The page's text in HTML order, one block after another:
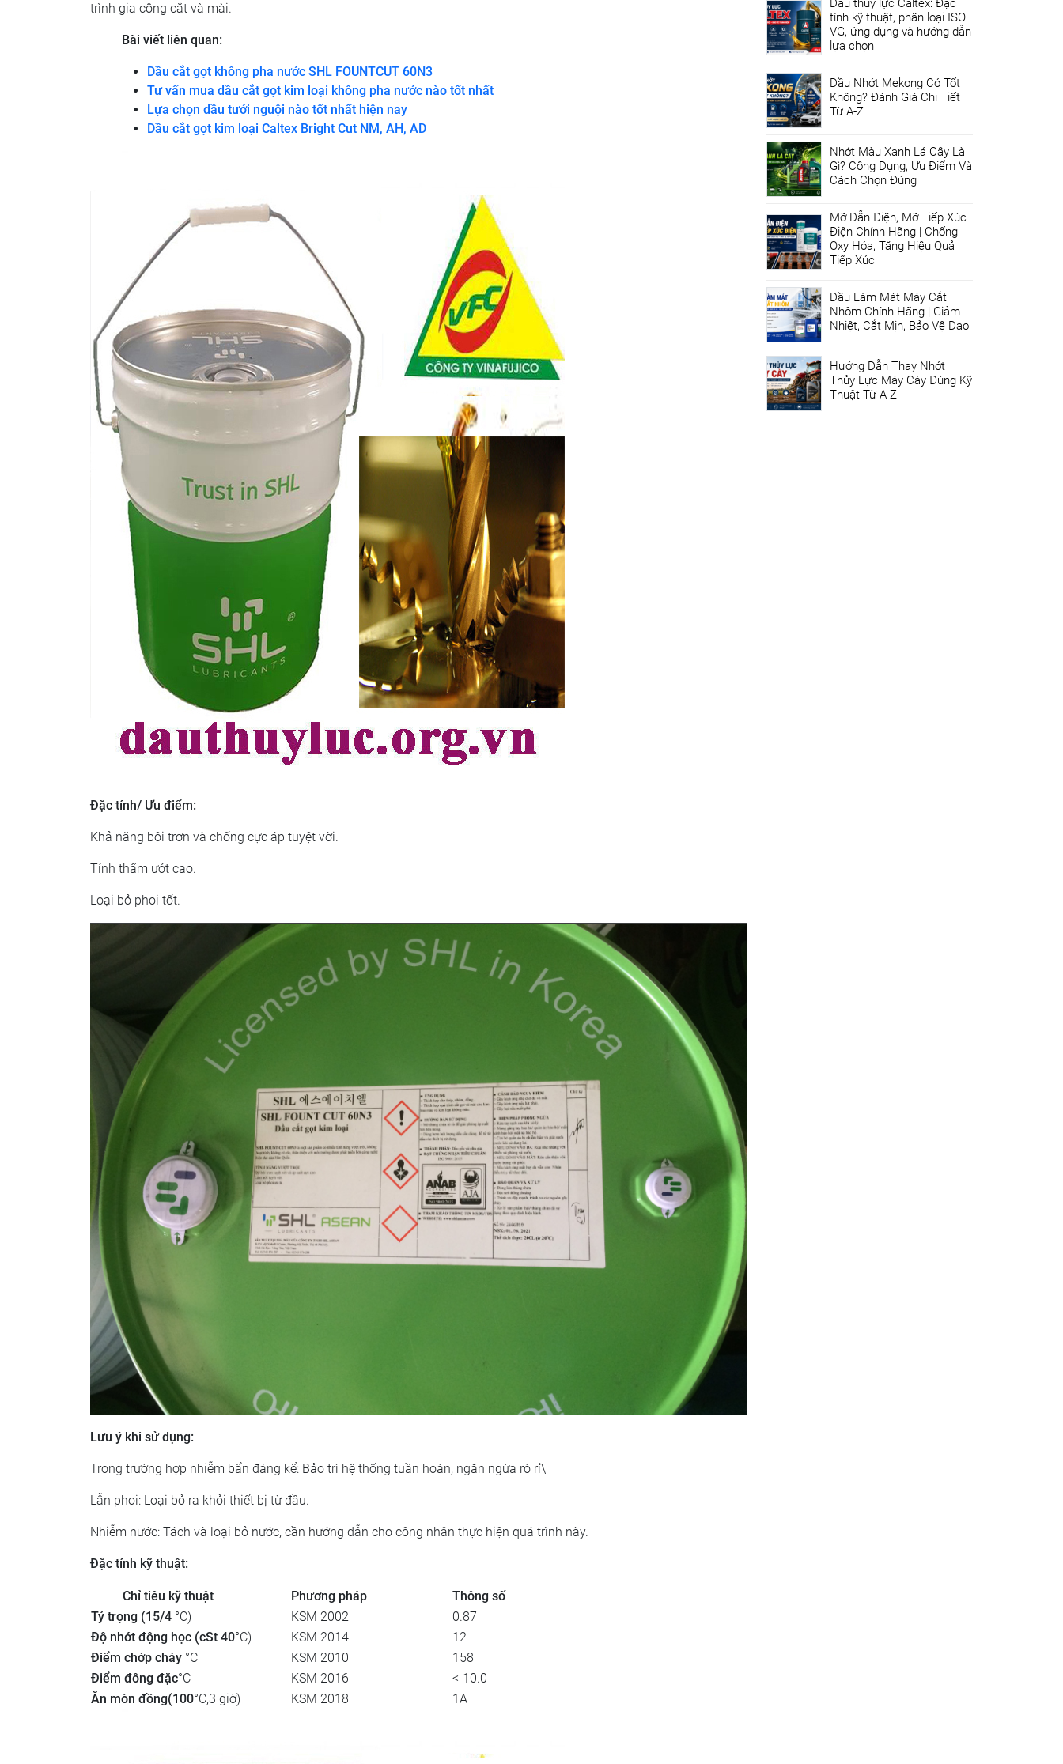
trình gia công cắt và mài.
Bài viết liên quan:
Dầu cắt gọt không pha nước SHL FOUNTCUT 60N3
Tư vấn mua dầu cắt gọt kim loại không pha nước nào tốt nhất
Lựa chọn dầu tưới nguội nào tốt nhất hiện nay
Dầu cắt gọt kim loại Caltex Bright Cut NM, AH, AD
Đặc tính/ Ưu điểm:
Khả năng bôi trơn và chống cực áp tuyệt vời.
Tính thấm ướt cao.
Loại bỏ phoi tốt.
Lưu ý khi sử dụng:
Trong trường hợp nhiễm bẩn đáng kể: Bảo trì hệ thống tuần hoàn, ngăn ngừa rò rỉ\
Lẫn phoi: Loại bỏ ra khỏi thiết bị từ đầu.
Nhiễm nước: Tách và loại bỏ nước, cần hướng dẫn cho công nhân thực hiện quá trình này.
Đặc tính kỹ thuật:
Chỉ tiêu kỹ thuật Phương pháp
Thông số
Tỷ trọng (15/4 °C) KSM 2002
0.87
Độ nhớt động học (cSt 40°C) KSM 2014
12
Điểm chớp cháy °C KSM 2010
158
Điểm đông đặc°C KSM 2016
<-10.0
Ăn mòn đồng(100°C,3 giờ) KSM 2018 1A
Dầu thủy lực Caltex: Đặc
tính kỹ thuật, phân loại ISO
VG, ứng dụng và hướng dẫn
lựa chọn
Dầu Nhớt Mekong Có Tốt
Không? Đánh Giá Chi Tiết
Từ A-Z
Nhớt Màu Xanh Lá Cây Là
Gì? Công Dụng, Ưu Điểm Và
Cách Chọn Đúng
Mỡ Dẫn Điện, Mỡ Tiếp Xúc
Điện Chính Hãng | Chống
Oxy Hóa, Tăng Hiệu Quả
Tiếp Xúc
Dầu Làm Mát Máy Cắt
Nhôm Chính Hãng | Giảm
Nhiệt, Cắt Mịn, Bảo Vệ Dao
Hướng Dẫn Thay Nhớt
Thủy Lực Máy Cày Đúng Kỹ
Thuật Từ A-Z